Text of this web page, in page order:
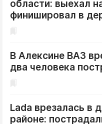
области: выехал
финишировал в
В Алексине ВАЗ
два человека
Lada врезалась в
районе: